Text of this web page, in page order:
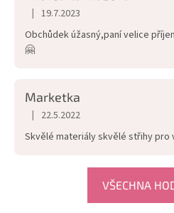
vice extravagantni a pani majitelka
nabidne zbozi podle Vasich
snazi se vyjit vstric a uprimne
nekolik kousku, resp.nekolik
Hodnocení obchodu je 5 z 5
| 19.7.2023
Obchůdek úžasný,paní velice
🤗
Marketka
Hodnocení obchodu je 5 z 5
| 22.5.2022
Skvělé materiály skvělé střihy pro
VŠECHNA